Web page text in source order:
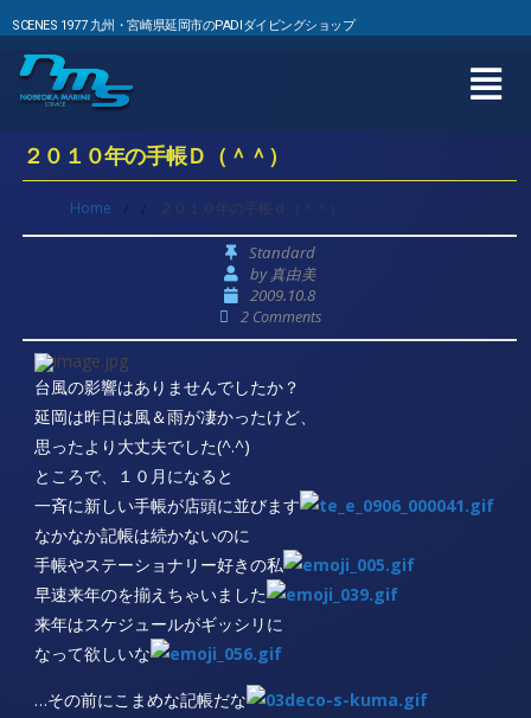
SCENES 1977 九州・宮崎県延岡市のPADIダイビングショップ
２０１０年の手帳Ｄ（＾＾）
Home / / ２０１０年の手帳ｄ（＾＾）
Standard
by真由美
2009.10.8
2 Comments
台風の影響はありませんでしたか？
延岡は昨日は風＆雨が凄かったけど、
思ったより大丈夫でした(^.^)
ところで、１０月になると
一斉に新しい手帳が店頭に並びます
なかなか記帳は続かないのに
手帳やステーショナリー好きの私
早速来年のを揃えちゃいました
来年はスケジュールがギッシリに
なって欲しいな
…その前にこまめな記帳だな